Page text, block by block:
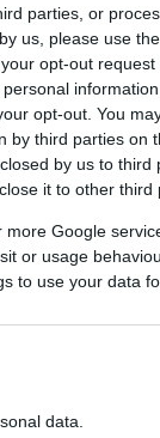
parties, or
us, please use
opt-out
opt-out. You
third parties on
by us to third
it to other third
Google
or usage
to use your data
data.
az